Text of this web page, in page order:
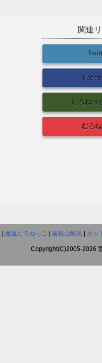
関連
むろねっ
むろ
産直むろねっこ 室根山観光 ネッ
Copyright(C)2005-2026